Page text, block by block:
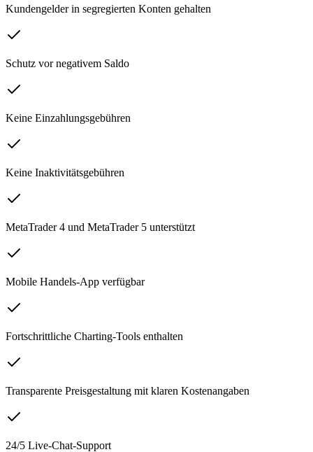
Kundengelder in segregierten Konten gehalten
Schutz vor negativem Saldo
Keine Einzahlungsgebühren
Keine Inaktivitätsgebühren
MetaTrader 4 und MetaTrader 5 unterstützt
Mobile Handels-App verfügbar
Fortschrittliche Charting-Tools enthalten
Transparente Preisgestaltung mit klaren Kostenangaben
24/5 Live-Chat-Support